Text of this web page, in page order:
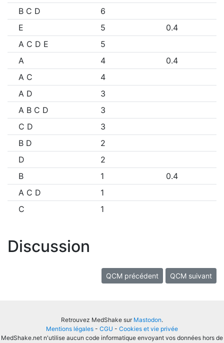
B C D
6
E
5
0.4
A C D E
5
A
4
0.4
A C
4
A D
3
A B C D
3
C D
3
B D
2
D
2
B
1
0.4
A C D
1
C
1
Discussion
QCM précédent QCM suivant
Retrouvez MedShake sur Mastodon.
Mentions légales - CGU - Cookies et vie privée
MedShake.net n'utilise aucun code informatique envoyant vos données hors de